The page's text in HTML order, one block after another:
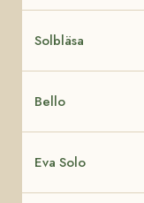
Solbläsa
Bello
Eva Solo